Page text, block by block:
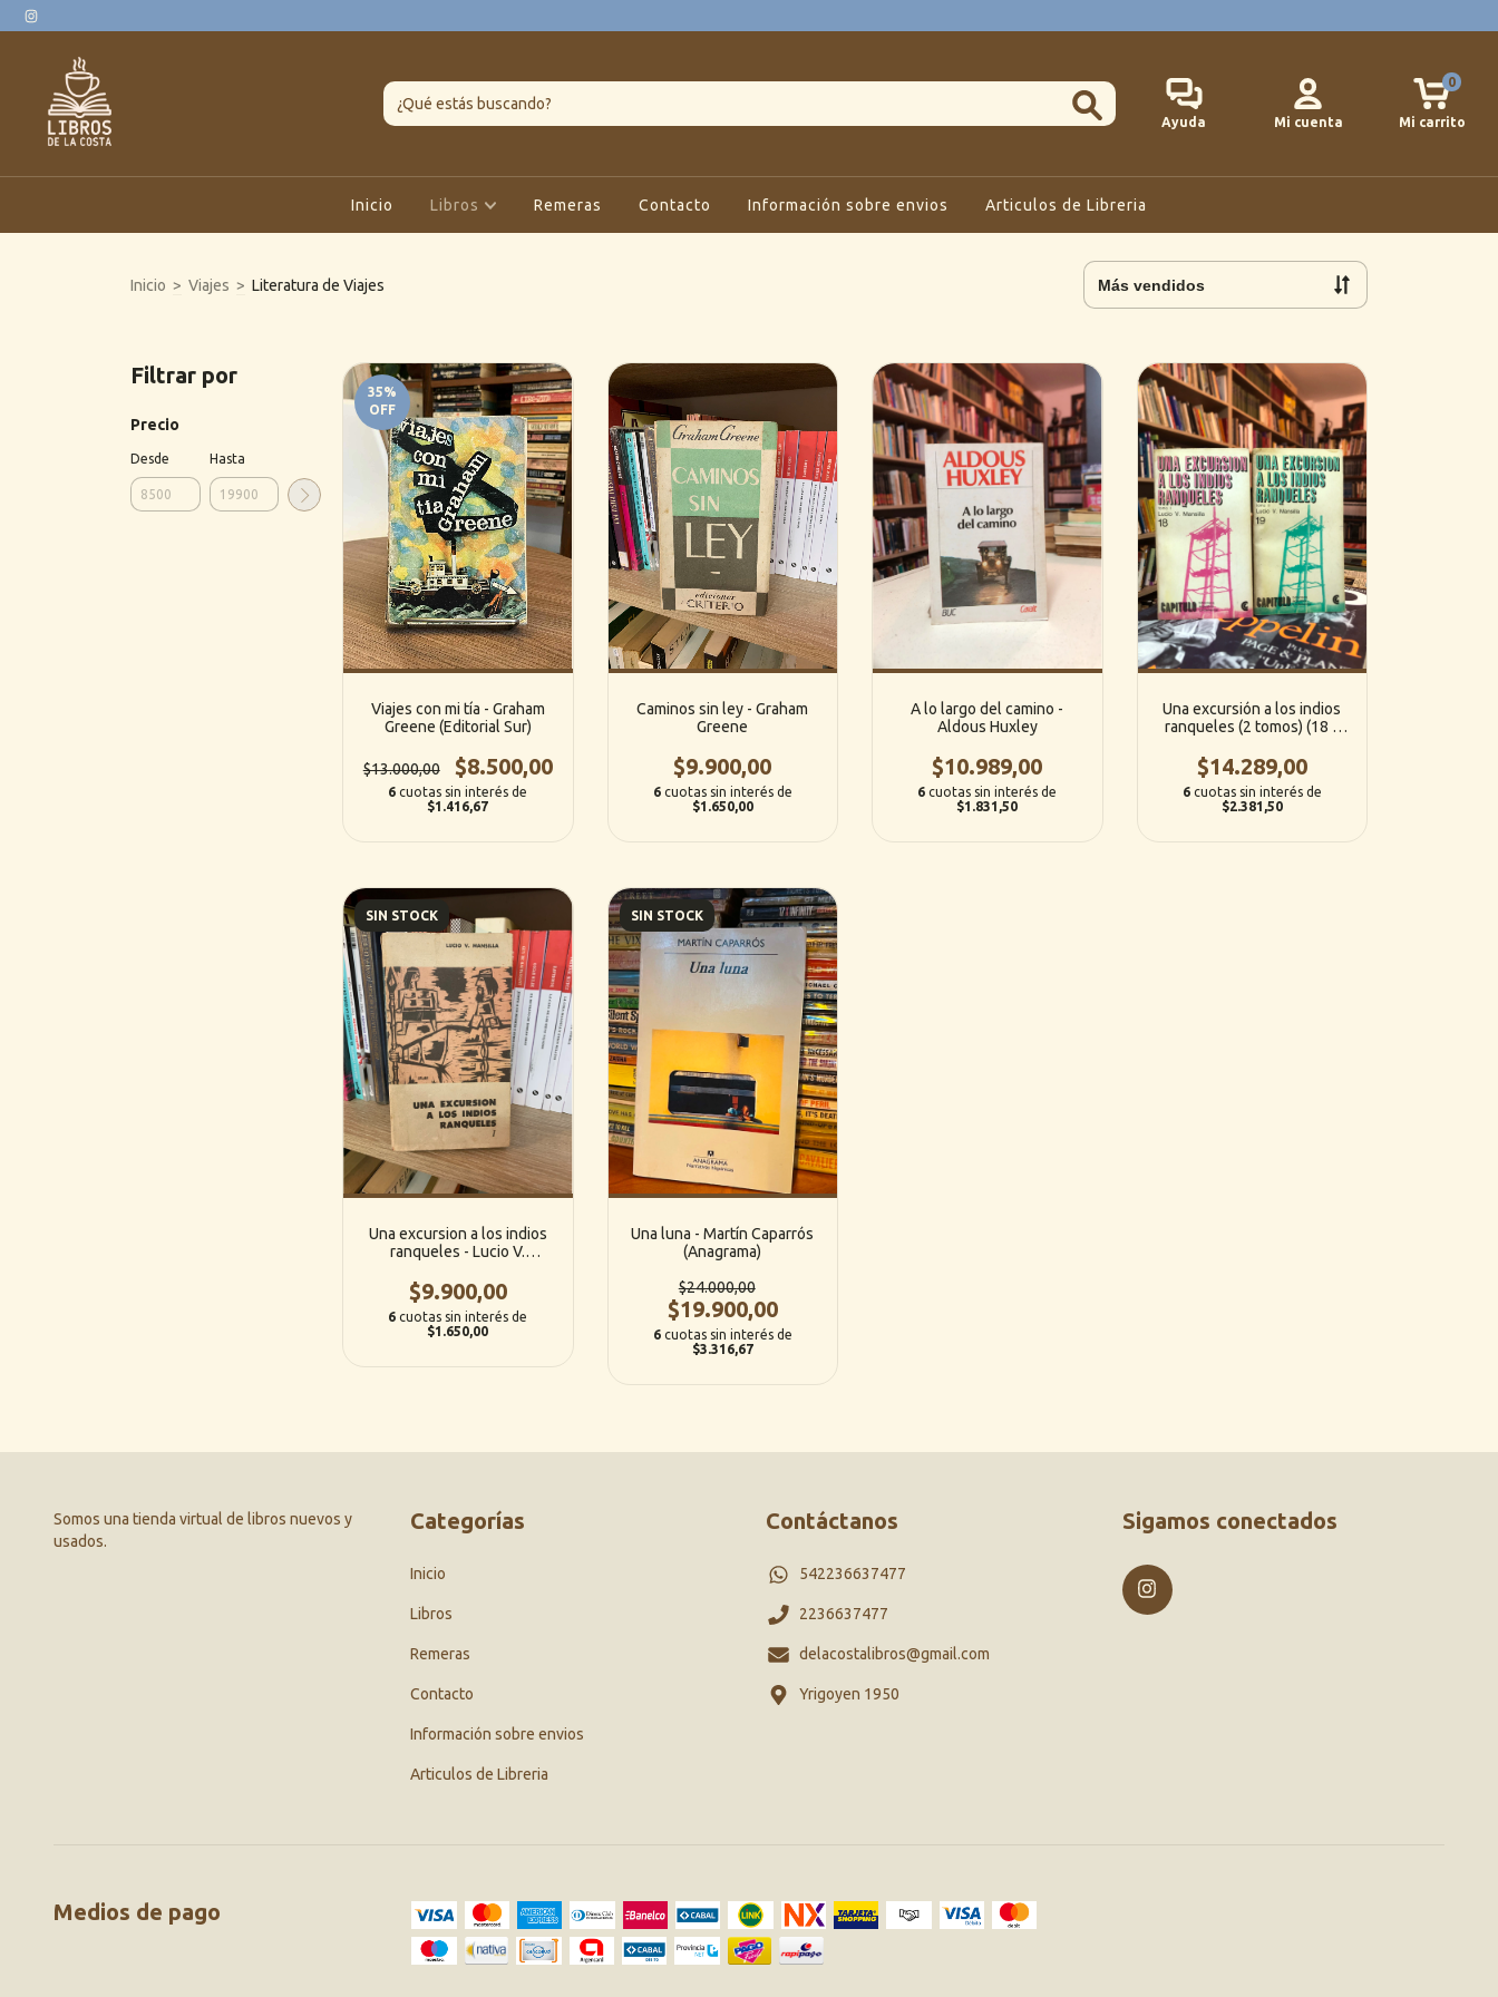
Ayuda Mi cuenta Mi carrito
0
Inicio Libros Remeras Contacto Información sobre envios Articulos de Libreria
Inicio > Viajes > Literatura de Viajes
Filtrar por
Precio
Desde Hasta
35%
OFF
Viajes con mi tía - Graham
Greene (Editorial Sur)
$13.000,00 $8.500,00
6 cuotas sin interés de
$1.416,67
Caminos sin ley - Graham
Greene
$9.900,00
6 cuotas sin interés de
$1.650,00
A lo largo del camino -
Aldous Huxley
$10.989,00
6 cuotas sin interés de
$1.831,50
Una excursión a los indios
ranqueles (2 tomos) (18 y
(Biblioteca Argentina
Fundamental)
$14.289,00
6 cuotas sin interés de
$2.381,50
SIN STOCK
Una excursion a los indios
ranqueles - Lucio V.
$9.900,00
6 cuotas sin interés de
$1.650,00
SIN STOCK
Una luna - Martín Caparrós
(Anagrama)
$24.000,00
$19.900,00
6 cuotas sin interés de
$3.316,67
Somos una tienda virtual de libros nuevos y
usados.
Categorías
Inicio
Libros
Remeras
Contacto
Información sobre envios
Articulos de Libreria
Contáctanos
542236637477
2236637477
delacostalibros@gmail.com
Yrigoyen 1950
Sigamos conectados
Medios de pago